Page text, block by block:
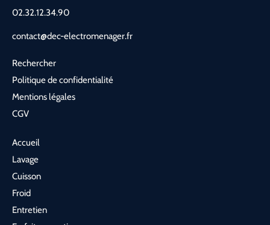
02.32.12.34.90
contact@dec-electromenager.fr
Rechercher
Politique de confidentialité
Mentions légales
CGV
Accueil
Lavage
Cuisson
Froid
Entretien